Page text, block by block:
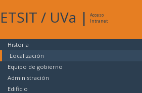
ETSIT / UVa |
Acceso
Intranet
Historia
Localización
Equipo de gobierno
Administración
Edificio